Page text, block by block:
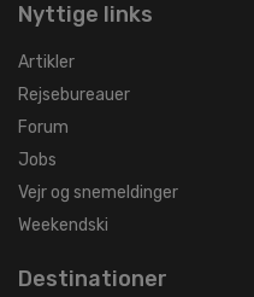
Nyttige links
Artikler
Rejsebureauer
Forum
Jobs
Vejr og snemeldinger
Weekendski
Destinationer